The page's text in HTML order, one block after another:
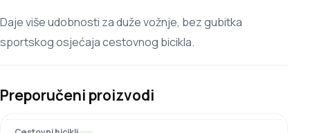
Daje više udobnosti za duže vožnje, bez gubitka
sportskog osjećaja cestovnog bicikla.
Preporučeni proizvodi